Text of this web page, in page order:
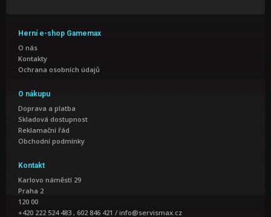
Herní e-shop Gamemax
O nás
Kontakty
Ochrana osobních údajů
O nákupu
Doprava a platba
Skladová dostupnost
Reklamační řád
Obchodní podmínky
Kontakt
Karlovo náměstí 29
Praha 2
120 00
+420 222 524 483 , 602 846 421 / info@servismax.cz